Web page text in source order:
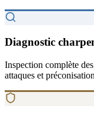
Diagnostic
Inspection complète
attaques et